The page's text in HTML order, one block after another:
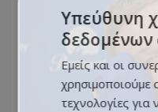
Υπεύθυνη
δεδομένων
Εμείς και οι
χρησιμοποιούμε
τεχνολογίες